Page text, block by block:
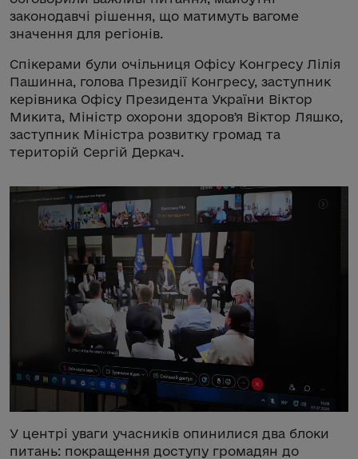
законодавчі рішення, що матимуть вагоме
значення для регіонів.
Спікерами були очільниця Офісу Конгресу Лілія
Пашинна, голова Президії Конгресу, заступник
керівника Офісу Президента України Віктор
Микита, Міністр охорони здоровʼя Віктор Ляшко,
заступник Міністра розвитку громад та
територій Сергій Деркач.
У центрі уваги учасників опинилися два блоки
питань: покращення доступу громадян до